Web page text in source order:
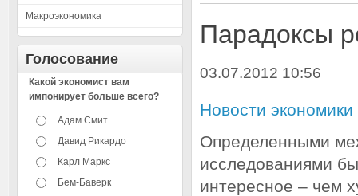
Макроэкономика
Голосование
Какой экономист вам
импонирует больше всего?
Адам Смит
Давид Рикардо
Карл Маркс
Бем-Баверк
Парадоксы
03.07.2012 10:56
Новости экономики
Определенными
исследованиями
интересное – чем